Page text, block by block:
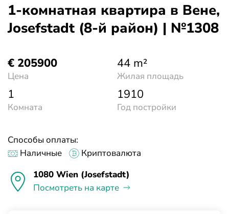
1-комнатная квартира в Вене,
Josefstadt (8-й район) | №1308
€ 205900
Цена
44 m²
Жилая площадь
1
Комната
1910
Год постройки
Способы оплаты:
Наличные
Криптовалюта
1080 Wien (Josefstadt)
Посмотреть на карте